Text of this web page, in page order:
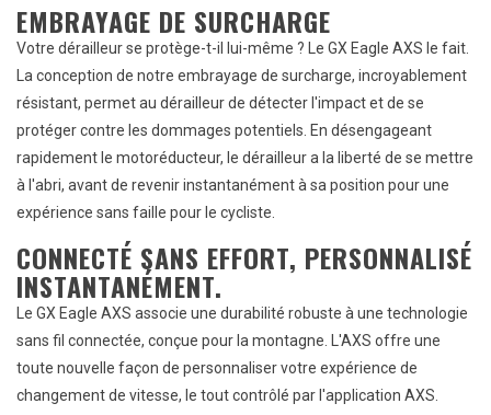
EMBRAYAGE DE SURCHARGE
Votre dérailleur se protège-t-il lui-même ? Le GX Eagle AXS le fait.
La conception de notre embrayage de surcharge, incroyablement
résistant, permet au dérailleur de détecter l'impact et de se
protéger contre les dommages potentiels. En désengageant
rapidement le motoréducteur, le dérailleur a la liberté de se mettre
à l'abri, avant de revenir instantanément à sa position pour une
expérience sans faille pour le cycliste.
CONNECTÉ SANS EFFORT, PERSONNALISÉ
INSTANTANÉMENT.
Le GX Eagle AXS associe une durabilité robuste à une technologie
sans fil connectée, conçue pour la montagne. L'AXS offre une
toute nouvelle façon de personnaliser votre expérience de
changement de vitesse, le tout contrôlé par l'application AXS.